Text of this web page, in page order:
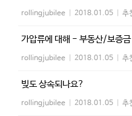
rollingjubilee 2018.01.05 추
가압류에 대해 - 부동산/보증금
rollingjubilee 2018.01.05 추
빚도 상속되나요?
rollingjubilee 2018.01.05 추